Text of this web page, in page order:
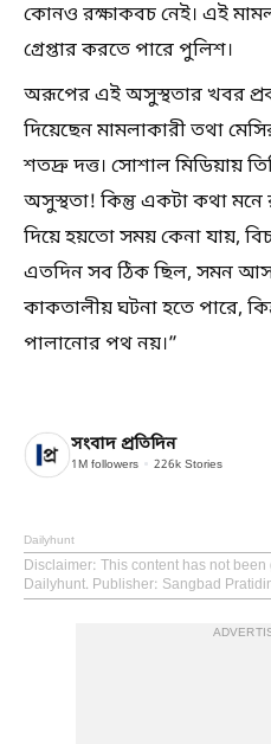
কোনও রক্ষাকবচ নেই। এই
গ্রেপ্তার করতে পারে পুলিশ।
অরূপের এই অসুস্থতার খবর
দিয়েছেন মামলাকারী তথা
শতদ্রু দত্ত। সোশাল মিডিয়ায়
অসুস্থতা! কিন্তু একটা কথা মনে
দিয়ে হয়তো সময় কেনা যায়,
এতদিন সব ঠিক ছিল, সমন
কাকতালীয় ঘটনা হতে পারে,
পালানোর পথ নয়।”
সংবাদ প্রতিদিন
1M followers 226k Stories
Dailyhunt
Disclaimer: This content has not
Dailyhunt. Publisher: Sangbad